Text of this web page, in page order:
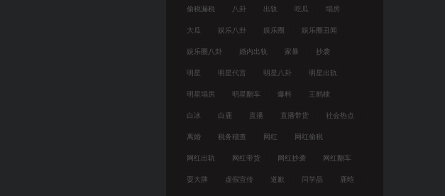
偷税漏税 八卦 出轨 吃瓜 塌房
大瓜 娱乐八卦 娱乐圈 娱乐圈丑闻
娱乐圈八卦 婚内出轨 家暴 抄袭
明星 明星代言 明星八卦 明星出轨
明星塌房 明星翻车 爆料 王鹤棣
白冰 白鹿 直播 直播带货 社会热点
离婚 税务稽查 网红 网红偷税
网红出轨 网红带货 网红抄袭 网红翻车
耍大牌 虚假宣传 道歉 闫学晶 鹿晗